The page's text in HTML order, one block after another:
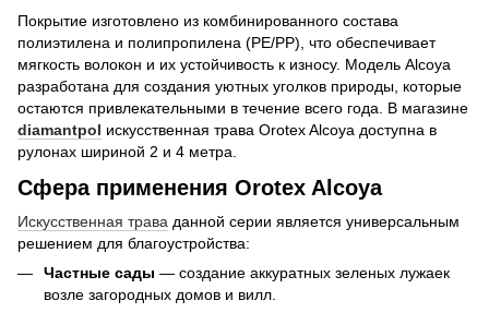
Покрытие изготовлено из комбинированного состава
полиэтилена и полипропилена (PE/PP), что обеспечивает
мягкость волокон и их устойчивость к износу. Модель Alcoya
разработана для создания уютных уголков природы, которые
остаются привлекательными в течение всего года. В магазине
diamantpol искусственная трава Orotex Alcoya доступна в
рулонах шириной 2 и 4 метра.
Сфера применения Orotex Alcoya
Искусственная трава данной серии является универсальным
решением для благоустройства:
Частные сады — создание аккуратных зеленых лужаек
возле загородных домов и вилл.